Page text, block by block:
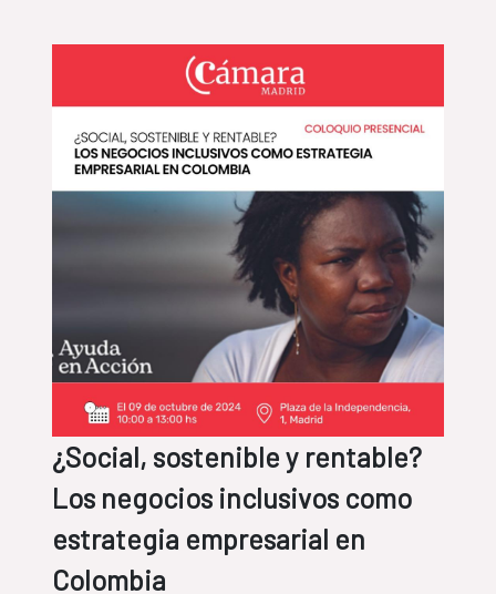
¿Social, sostenible y rentable?
Los negocios inclusivos como
estrategia empresarial en
Colombia